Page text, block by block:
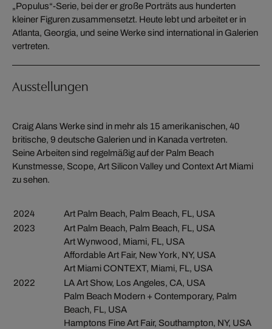
„Populus“-Serie, bei der er große Porträts aus hunderten
kleiner Figuren zusammensetzt. Heute lebt und arbeitet er in
Atlanta, Georgia, und seine Werke sind international in Galerien
vertreten.
Ausstellungen
Craig Alans Werke sind in mehr als 15 amerikanischen, 40
britische, 9 deutsche Galerien und in Kanada vertreten.
Seine Arbeiten sind regelmäßig auf der Palm Beach
Kunstmesse, Scope, Art Silicon Valley und Context Art Miami
zu sehen.
2024
Art Palm Beach, Palm Beach, FL, USA
2023
Art Palm Beach, Palm Beach, FL, USA
Art Wynwood, Miami, FL, USA
Affordable Art Fair, New York, NY, USA
Art Miami CONTEXT, Miami, FL, USA
2022
LA Art Show, Los Angeles, CA, USA
Palm Beach Modern + Contemporary, Palm
Beach, FL, USA
Hamptons Fine Art Fair, Southampton, NY, USA